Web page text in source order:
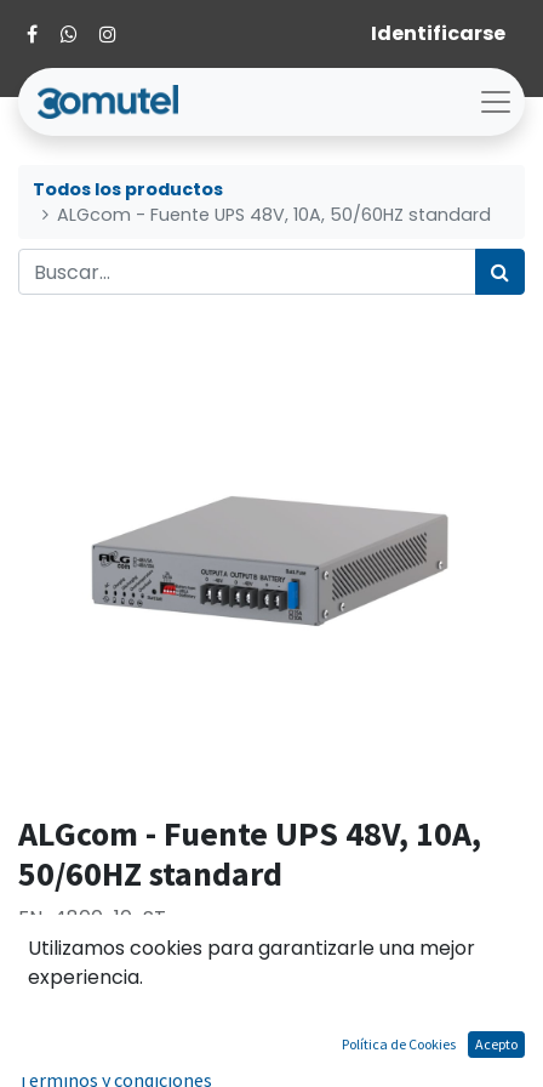
Identificarse
Todos los productos
ALGcom - Fuente UPS 48V, 10A, 50/60HZ standard
ALGcom - Fuente UPS 48V, 10A,
50/60HZ standard
FN-4800-10-ST
Solo 4 Unidades disponibles.
Términos y condiciones
Utilizamos cookies para garantizarle una mejor
experiencia.
Política de Cookies Acepto